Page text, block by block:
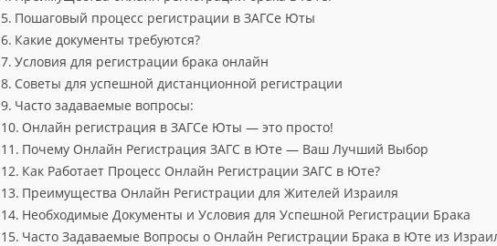
Пошаговый процесс регистрации в ЗАГСе Юты
Какие документы требуются?
Условия для регистрации брака онлайн
Советы для успешной дистанционной регистрации
Часто задаваемые вопросы:
Онлайн регистрация в ЗАГСе Юты — это просто!
Почему Онлайн Регистрация ЗАГС в Юте — Ваш Лучший Выбор
Как Работает Процесс Онлайн Регистрации ЗАГС в Юте?
Преимущества Онлайн Регистрации для Жителей Израиля
Необходимые Документы и Условия для Успешной Регистрации Брака
Часто Задаваемые Вопросы о Онлайн Регистрации Брака в Юте из